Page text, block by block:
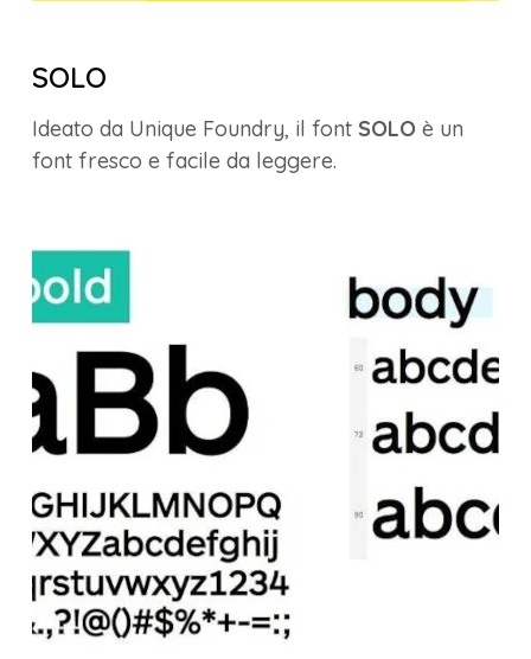
SOLO
Ideato da Unique Foundry, il font SOLO è un
font fresco e facile da leggere.